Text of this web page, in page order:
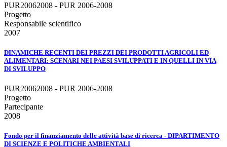
PUR20062008 - PUR 2006-2008
Progetto
Responsabile scientifico
2007
DINAMICHE RECENTI DEI PREZZI DEI PRODOTTI AGRICOLI ED
ALIMENTARI: SCENARI NEI PAESI SVILUPPATI E IN QUELLI IN VIA
DI SVILUPPO
PUR20062008 - PUR 2006-2008
Progetto
Partecipante
2008
Fondo per il finanziamento delle attività base di ricerca - DIPARTIMENTO
DI SCIENZE E POLITICHE AMBIENTALI